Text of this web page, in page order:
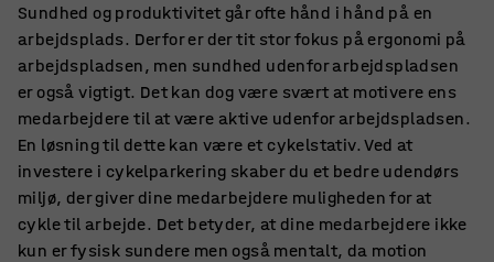
Sundhed og produktivitet går ofte hånd i hånd på en
arbejdsplads. Derfor er der tit stor fokus på ergonomi på
arbejdspladsen, men sundhed udenfor arbejdspladsen
er også vigtigt. Det kan dog være svært at motivere ens
medarbejdere til at være aktive udenfor arbejdspladsen.
En løsning til dette kan være et cykelstativ. Ved at
investere i cykelparkering skaber du et bedre udendørs
miljø, der giver dine medarbejdere muligheden for at
cykle til arbejde. Det betyder, at dine medarbejdere ikke
kun er fysisk sundere men også mentalt, da motion